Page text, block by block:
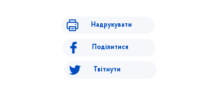
Надрукувати
Поділитися
Твітнути